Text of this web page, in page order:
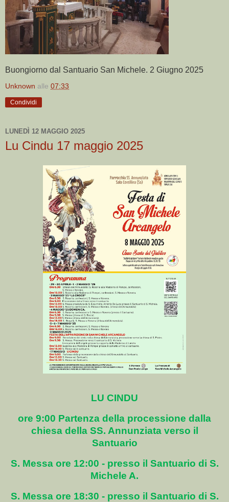
Buongiorno dal Santuario San Michele. 2 Giugno 2025
Unknown alle 07:33
Condividi
LUNEDÌ 12 MAGGIO 2025
Lu Cindu 17 maggio 2025
LU CINDU
ore 9:00 Partenza della processione dalla
chiesa della SS. Annunziata verso il
Santuario
S. Messa ore 12:00 - presso il Santuario di S.
Michele A.
S. Messa ore 18:30 - presso il Santuario di S.